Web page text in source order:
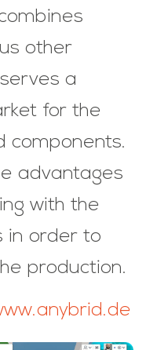
other
a
for the
components.
advantages
with the
in order to
production.